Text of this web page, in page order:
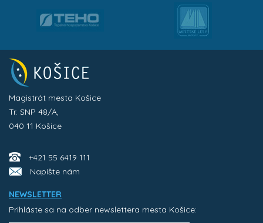
Magistrát mesta Košice
Tr. SNP 48/A,
040 11 Košice
+421 55 6419 111
Napíšte nám
NEWSLETTER
Prihláste sa na odber newslettera mesta Košice: